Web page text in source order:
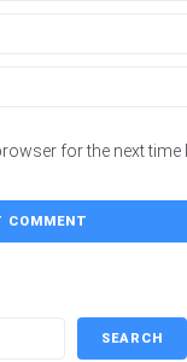
for the next
SEARCH